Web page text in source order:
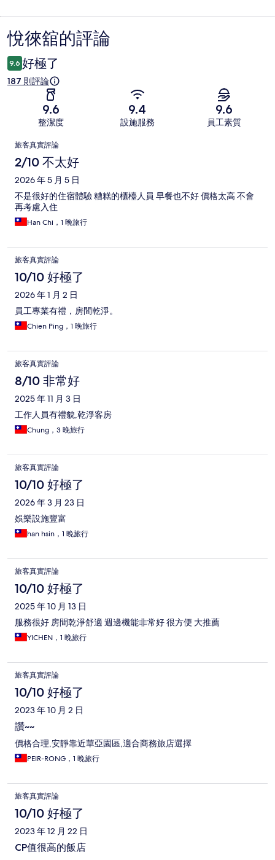
評
論
悅徠舘的評論
9.6 好極了
187 則評論
9.6
整潔度
9.4
設施服務
9.6
員工素質
評
論
旅客真實評論
2/10 不太好
2026 年 5 月 5 日
不是很好的住宿體驗 糟糕的櫃檯人員 早餐也不好 價格太高 不會
再考慮入住
Han Chi，1 晚旅行
旅客真實評論
10/10 好極了
2026 年 1 月 2 日
員工專業有禮，房間乾淨。
Chien Ping，1 晚旅行
旅客真實評論
8/10 非常好
2025 年 11 月 3 日
工作人員有禮貌,乾淨客房
Chung，3 晚旅行
旅客真實評論
10/10 好極了
2026 年 3 月 23 日
娛樂設施豐富
han hsin，1 晚旅行
旅客真實評論
10/10 好極了
2025 年 10 月 13 日
服務很好 房間乾淨舒適 週邊機能非常好 很方便 大推薦
YICHEN，1 晚旅行
旅客真實評論
10/10 好極了
2023 年 10 月 2 日
讚~~
價格合理,安靜靠近華亞園區,適合商務旅店選擇
PEIR-RONG，1 晚旅行
旅客真實評論
10/10 好極了
2023 年 12 月 22 日
CP值很高的飯店